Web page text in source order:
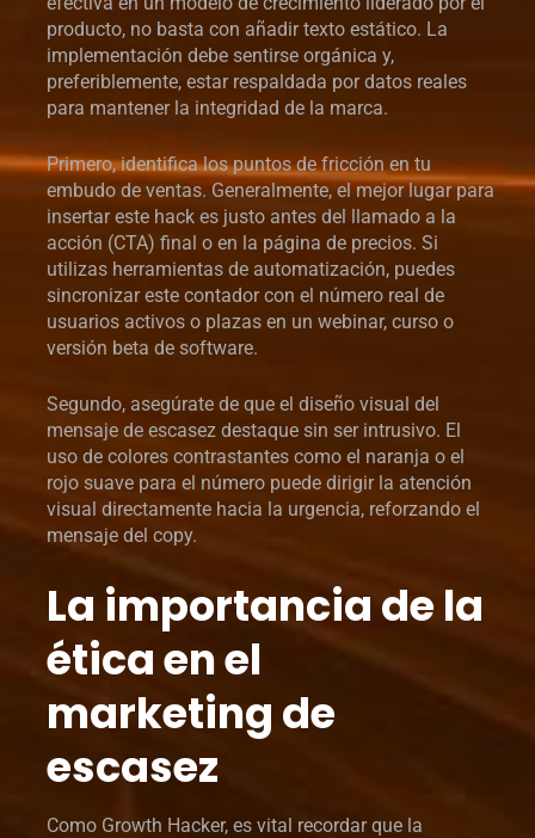
producto, no basta con añadir texto estático. La
implementación debe sentirse orgánica y,
preferiblemente, estar respaldada por datos reales
para mantener la integridad de la marca.
Primero, identifica los puntos de fricción en tu
embudo de ventas. Generalmente, el mejor lugar para
insertar este hack es justo antes del llamado a la
acción (CTA) final o en la página de precios. Si
utilizas herramientas de automatización, puedes
sincronizar este contador con el número real de
usuarios activos o plazas en un webinar, curso o
versión beta de software.
Segundo, asegúrate de que el diseño visual del
mensaje de escasez destaque sin ser intrusivo. El
uso de colores contrastantes como el naranja o el
rojo suave para el número puede dirigir la atención
visual directamente hacia la urgencia, reforzando el
mensaje del copy.
La importancia de la
ética en el
marketing de
escasez
Como Growth Hacker, es vital recordar que la